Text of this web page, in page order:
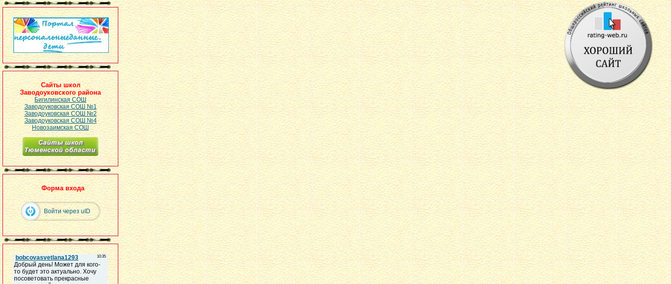
Сайты школ
Заводоуковского района
Бигилинская СОШ
Заводоуковская СОШ №1
Заводоуковская СОШ №2
Заводоуковская СОШ №4
Новозаимская СОШ
Форма входа
Войти через uID